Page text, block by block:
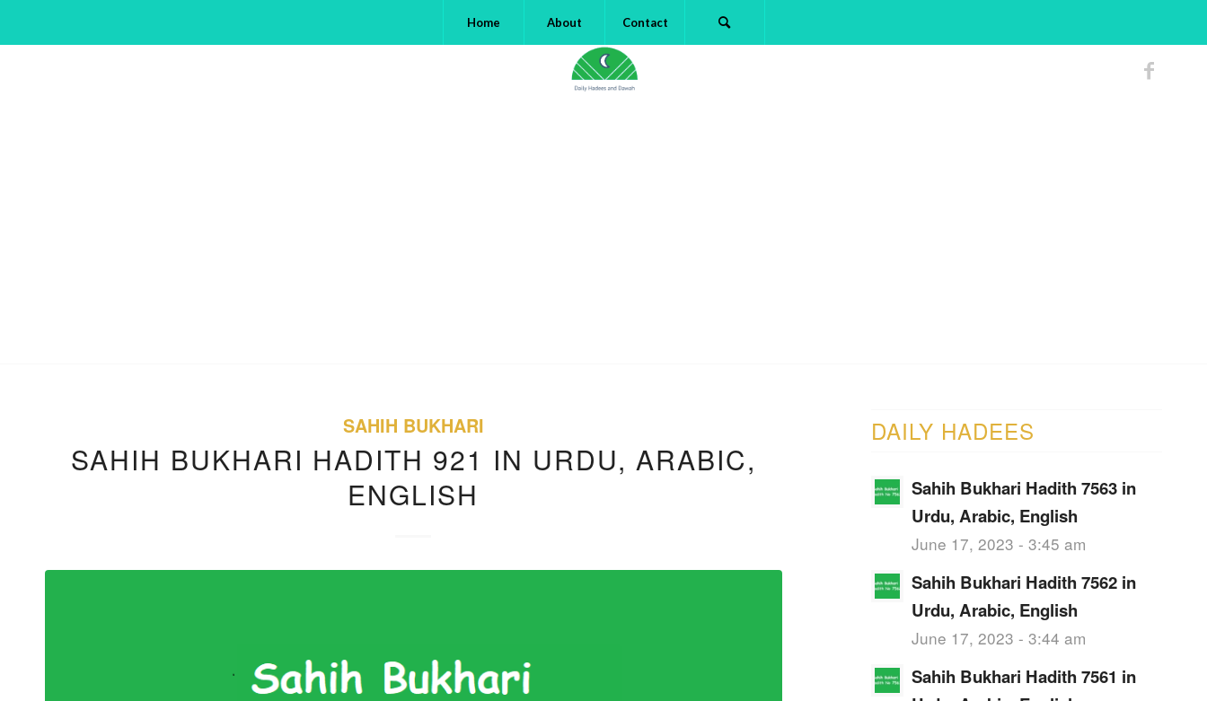
Home About Contact
SAHIH BUKHARI
SAHIH BUKHARI HADITH 921 IN URDU, ARABIC,
ENGLISH
DAILY HADEES
Sahih Bukhari Hadith 7563 in
Urdu, Arabic, English
June 17, 2023 - 3:45 am
Sahih Bukhari Hadith 7562 in
Urdu, Arabic, English
June 17, 2023 - 3:44 am
Sahih Bukhari Hadith 7561 in